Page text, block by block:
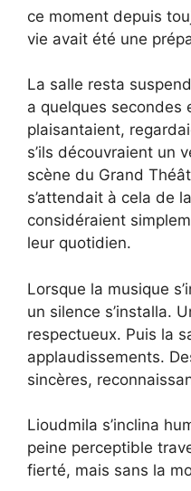
ce moment depuis
vie avait été une
La salle resta
a quelques secondes
plaisantaient,
s’ils découvraient un
scène du Grand
s’attendait à cela de
considéraient
leur quotidien.
Lorsque la musique
un silence s’installa.
respectueux. Puis la
applaudissements.
sincères,
Lioudmila s’inclina
peine perceptible
fierté, mais sans la